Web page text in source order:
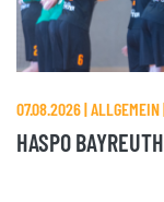
07.08.2026 | ALLGEMEIN
HASPO